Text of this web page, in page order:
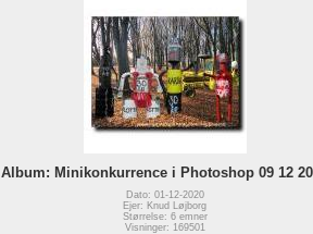
Album: Minikonkurrence i Photoshop 09 12
Dato: 01-12-2020
Ejer: Knud Løjborg
Størrelse: 6 emner
Visninger: 169501